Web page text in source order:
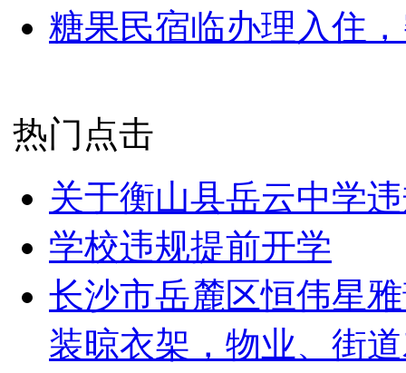
糖果民宿临办理入住
热门点击
关于衡山县岳云中学
学校违规提前开学
长沙市岳麓区恒伟星
装晾衣架，物业、街